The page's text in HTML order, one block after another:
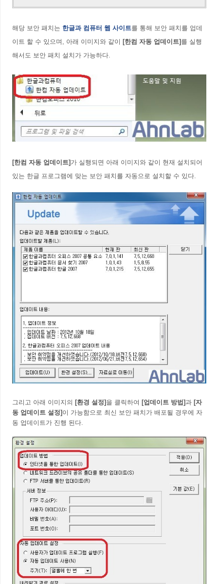
해당 보안 패치는 한글과 컴퓨터 웹 사이트를 통해 보안 패치를 업데
이트 할 수 있으며, 아래 이미지와 같이 [한컴 자동 업데이트] 를 실행
해서도 보안 패치 설치가 가능하다.
[한컴 자동 업데이트]가 실행되면 아래 이미지와 같이 현재 설치되어
있는 한글 프로그램에 맞는 보안 패치를 자동으로 설치할 수 있다.
그리고 아래 이미지의 [환경 설정] 을 클릭하여 [업데이트 방법]과 [자
동 업데이트 설정] 이 가능함으로 최신 보안 패치가 배포될 경우에 자
동 업데이트가 진행 된다.